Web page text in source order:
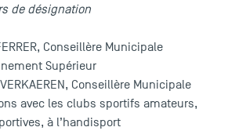
de désignation
Conseillère Municipale
Supérieur
Conseillère Municipale
avec les clubs sportifs amateurs,
à l’handisport